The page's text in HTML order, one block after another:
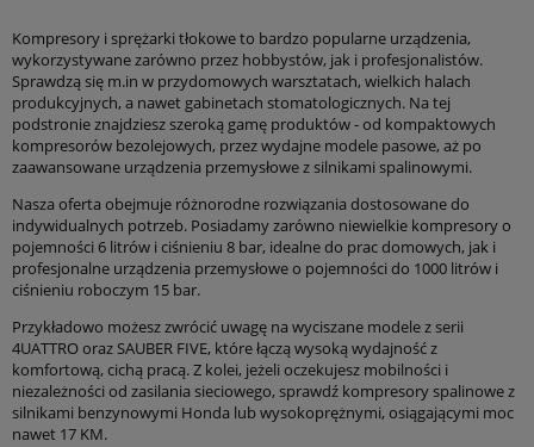
Kompresory i sprężarki tłokowe to bardzo popularne urządzenia,
wykorzystywane zarówno przez hobbystów, jak i profesjonalistów.
Sprawdzą się m.in w przydomowych warsztatach, wielkich halach
produkcyjnych, a nawet gabinetach stomatologicznych. Na tej
podstronie znajdziesz szeroką gamę produktów - od kompaktowych
kompresorów bezolejowych, przez wydajne modele pasowe, aż po
zaawansowane urządzenia przemysłowe z silnikami spalinowymi.
Nasza oferta obejmuje różnorodne rozwiązania dostosowane do
indywidualnych potrzeb. Posiadamy zarówno niewielkie kompresory o
pojemności 6 litrów i ciśnieniu 8 bar, idealne do prac domowych, jak i
profesjonalne urządzenia przemysłowe o pojemności do 1000 litrów i
ciśnieniu roboczym 15 bar.
Przykładowo możesz zwrócić uwagę na wyciszane modele z serii
4UATTRO oraz SAUBER FIVE, które łączą wysoką wydajność z
komfortową, cichą pracą. Z kolei, jeżeli oczekujesz mobilności i
niezależności od zasilania sieciowego, sprawdź kompresory spalinowe z
silnikami benzynowymi Honda lub wysokoprężnymi, osiągającymi moc
nawet 17 KM.